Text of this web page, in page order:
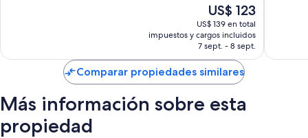
El
precio
actual
es
de
US$ 123
US$ 123
US$ 139 en total
impuestos y cargos incluidos
7 sept. - 8 sept.
Comparar propiedades similares
Más información sobre esta
propiedad